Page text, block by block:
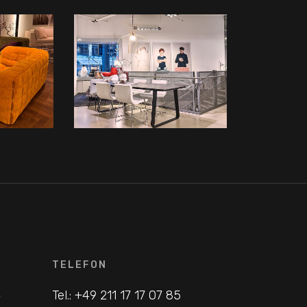
TELEFON
Tel.: +49 211 17 17 07 85